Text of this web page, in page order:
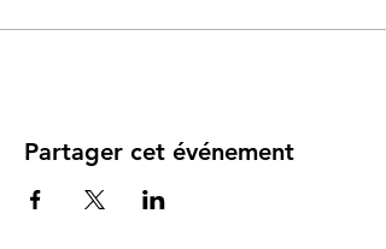
Partager cet événement